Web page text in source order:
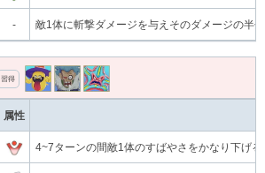
- 敵1体に斬撃ダメージを与えそのダメージの半
習得
属性
4~7ターンの間敵1体のすばやさをかなり下げ